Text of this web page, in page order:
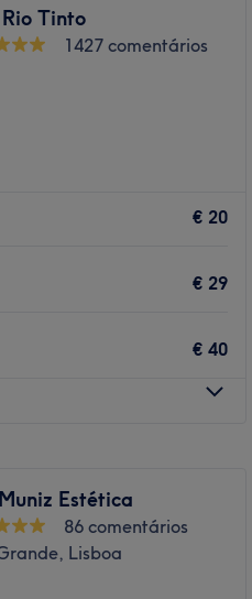
tratamentos.
make every
.
Rio Tinto
1427 comentários
€ 20
€ 29
€ 40
Estética
86 comentários
Lisboa